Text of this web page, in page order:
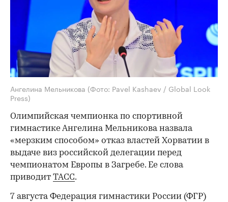
Ангелина Мельникова (Фото: Pavel Kashaev / Global Look
Press)
Олимпийская чемпионка по спортивной
гимнастике Ангелина Мельникова назвала
«мерзким способом» отказ властей Хорватии в
выдаче виз российской делегации перед
чемпионатом Европы в Загребе. Ее слова
приводит ТАСС.
7 августа Федерация гимнастики России (ФГР)